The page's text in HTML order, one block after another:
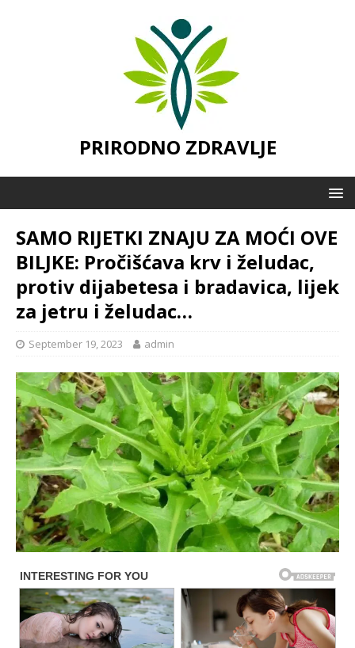
PRIRODNO ZDRAVLJE
SAMO RIJETKI ZNAJU ZA MOĆI OVE
BILJKE: Pročišćava krv i želudac,
protiv dijabetesa i bradavica, lijek
za jetru i želudac…
September 19, 2023 admin